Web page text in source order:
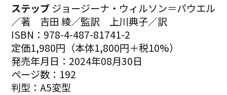
ステップ ジョージーナ・ウィルソン＝パウエル
／著 吉田 綾／監訳 上川典子／訳
ISBN：978-4-487-81741-2
定価1,980円（本体1,800円＋税10%）
発売年月日：2024年08月30日
ページ数：192
判型：A5変型